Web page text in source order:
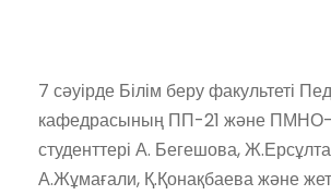
7 сәуірде Білім беру факультеті
кафедрасының ПП-21 және
студенттері А. Бегешова,
А.Жұмағали, Қ.Қонақбаева және